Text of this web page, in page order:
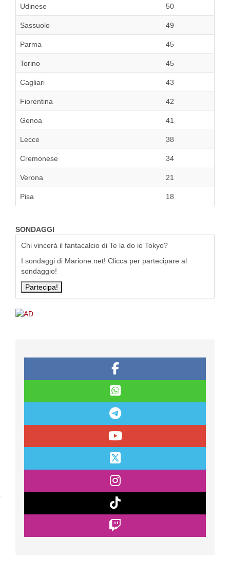
Udinese 50
Sassuolo 49
Parma 45
Torino 45
Cagliari 43
Fiorentina 42
Genoa 41
Lecce 38
Cremonese 34
Verona 21
Pisa 18
SONDAGGI
Chi vincerà il fantacalcio di Te la do io Tokyo?
I sondaggi di Marione.net! Clicca per partecipare al
sondaggio!